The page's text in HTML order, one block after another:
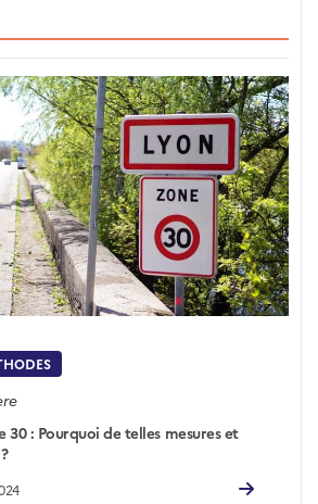
30 : Pourquoi de telles mesures et